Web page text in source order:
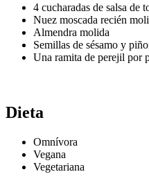
4 cucharadas de salsa de
Nuez moscada recién
Almendra molida
Semillas de sésamo y
Una ramita de perejil por
Dieta
Omnívora
Vegana
Vegetariana